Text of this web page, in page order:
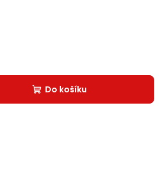
Do košíku